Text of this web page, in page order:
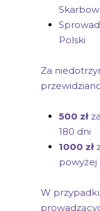
Polski
Za
500 zł
180 dni
1000 zł
powyżej
W